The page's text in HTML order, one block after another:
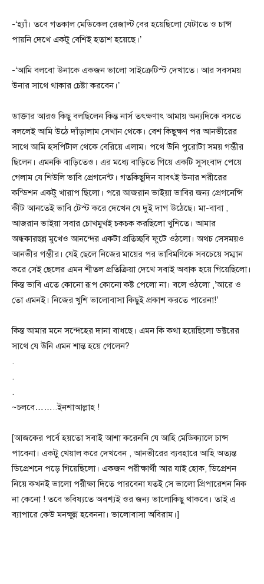
-‘হ্যাঁ। তবে গতকাল মেডিকেল রেজাল্ট বের হয়েছিলো যেটাতে ও চান্স
পায়নি দেখে একটু বেশিই হতাশ হয়েছে।’
-‘আমি বলবো উনাকে একজন ভালো সাইক্রেটিস্ট দেখাতে। আর সবসময়
উনার সাথে থাকার চেষ্টা করবেন।’
ডাক্তার আরও কিছু বলছিলেন কিন্ত নার্স তৎক্ষণাৎ আমায় অন্যদিকে বসতে
বললেই আমি উঠে দাঁড়ালাম সেখান থেকে। বেশ কিছুক্ষণ পর আনভীরের
সাথে আমি হসপিটাল থেকে বেরিয়ে এলাম। পথে উনি পুরোটা সময় গম্ভীর
ছিলেন। এমনকি বাড়িতেও। এর মধ্যে বাড়িতে গিয়ে একটি সুসংবাদ পেয়ে
গেলাম যে শিউলি ভাবি প্রেগনেন্ট। গতকিছুদিন যাবৎই উনার শরীরের
কন্ডিশন একটু খারাপ ছিলো। পরে আজরান ভাইয়া ভাবির জন্য প্রেগনেন্সি
কীট আনতেই ভাবি টেস্ট করে দেখেন যে দুই দাগ উঠেছে। মা-বাবা ,
আজরান ভাইয়া সবার চোখমুখই চকচক করছিলো খুশিতে। আমার
অন্ধকারছন্ন মুখেও আনন্দের একটা প্রতিচ্ছবি ফুটে ওঠলো। অথচ সেসময়ও
আনভীর গম্ভীর। যেই ছেলে নিজের মায়ের পর ভাবিমণিকে সবচেয়ে সম্মান
করে সেই ছেলের এমন শীতল প্রতিক্রিয়া দেখে সবাই অবাক হয়ে গিয়েছিলো।
কিন্ত ভাবি এতে কোনো রূপ কোনো কষ্ট পেলো না। বলে ওঠলো ,’আরে ও
তো এমনই। নিজের খুশি ভালোবাসা কিছুই প্রকাশ করতে পারেনা!’
কিন্ত আমার মনে সন্দেহের দানা বাধছে। এমন কি কথা হয়েছিলো ডক্টরের
সাথে যে উনি এমন শান্ত হয়ে গেলেন?
.
.
.
~চলবে……..ইনশাআল্লাহ !
[আজকের পর্বে হয়তো সবাই আশা করেননি যে আহি মেডিক্যালে চান্স
পাবেনা। একটু খেয়াল করে দেখবেন , আনভীরের ব্যবহারে আহি অত্যন্ত
ডিপ্রেশনে পড়ে গিয়েছিলো। একজন পরীক্ষার্থী আর যাই হোক, ডিপ্রেশন
নিয়ে কখনই ভালো পরীক্ষা দিতে পারবেনা যতই সে ভালো প্রিপারেশন নিক
না কেনো ! তবে ভবিষ্যতে অবশ্যই ওর জন্য ভালোকিছু থাকবে। তাই এ
ব্যাপারে কেউ মনক্ষুন্ন হবেননা। ভালোবাসা অবিরাম।]